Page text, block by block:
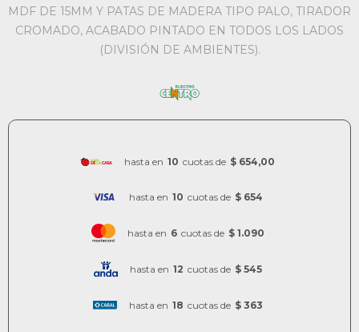
MDF DE 15MM Y PATAS DE MADERA TIPO PALO, TIRADOR
CROMADO, ACABADO PINTADO EN TODOS LOS LADOS
(DIVISIÓN DE AMBIENTES).
hasta en 10 cuotas de $ 654,00
hasta en 10 cuotas de $ 654
hasta en 6 cuotas de $ 1.090
hasta en 12 cuotas de $ 545
hasta en 18 cuotas de $ 363